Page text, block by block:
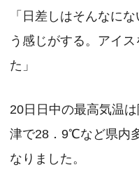
「日差しはそんなに
う感じがする。アイ
た」
20日日中の最高気温
津で28．9℃など県内
なりました。